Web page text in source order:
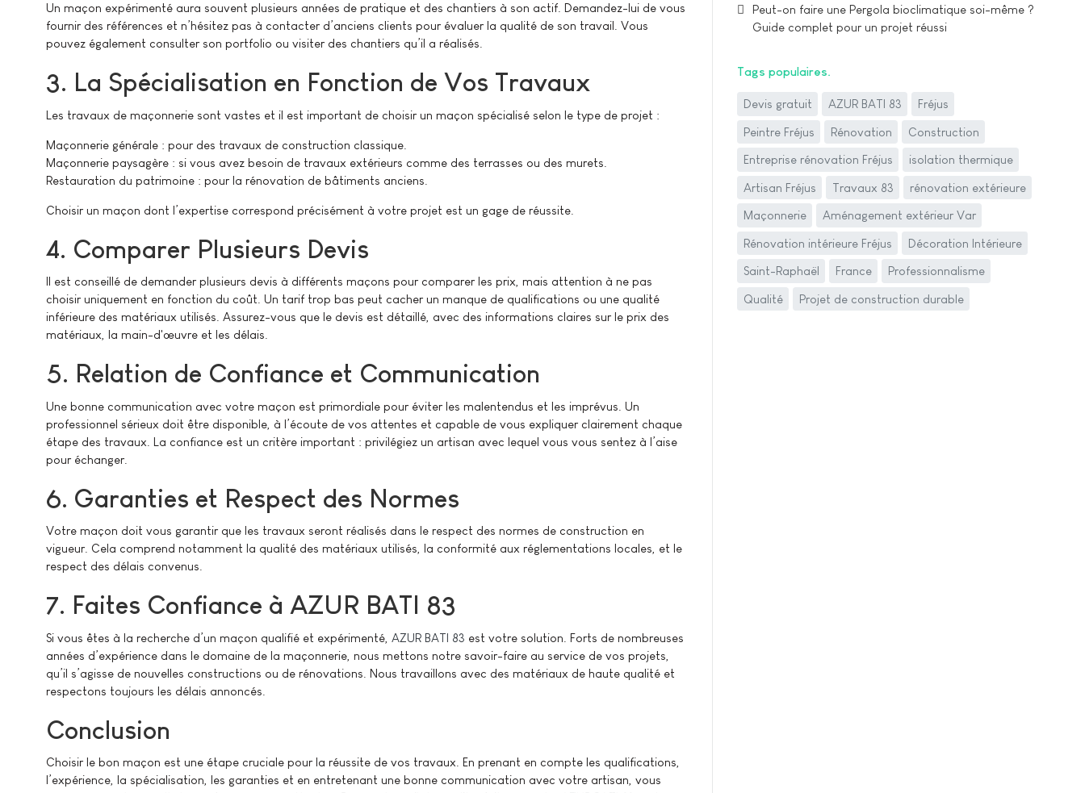
Un maçon expérimenté aura souvent plusieurs années de pratique et des chantiers à son actif. Demandez-lui de vous
fournir des références et n’hésitez pas à contacter d’anciens clients pour évaluer la qualité de son travail. Vous
pouvez également consulter son portfolio ou visiter des chantiers qu’il a réalisés.
3. La Spécialisation en Fonction de Vos Travaux
Les travaux de maçonnerie sont vastes et il est important de choisir un maçon spécialisé selon le type de projet :
Maçonnerie générale : pour des travaux de construction classique.
Maçonnerie paysagère : si vous avez besoin de travaux extérieurs comme des terrasses ou des murets.
Restauration du patrimoine : pour la rénovation de bâtiments anciens.
Choisir un maçon dont l’expertise correspond précisément à votre projet est un gage de réussite.
4. Comparer Plusieurs Devis
Il est conseillé de demander plusieurs devis à différents maçons pour comparer les prix, mais attention à ne pas
choisir uniquement en fonction du coût. Un tarif trop bas peut cacher un manque de qualifications ou une qualité
inférieure des matériaux utilisés. Assurez-vous que le devis est détaillé, avec des informations claires sur le prix des
matériaux, la main-d'œuvre et les délais.
5. Relation de Confiance et Communication
Une bonne communication avec votre maçon est primordiale pour éviter les malentendus et les imprévus. Un
professionnel sérieux doit être disponible, à l’écoute de vos attentes et capable de vous expliquer clairement chaque
étape des travaux. La confiance est un critère important : privilégiez un artisan avec lequel vous vous sentez à l’aise
pour échanger.
6. Garanties et Respect des Normes
Votre maçon doit vous garantir que les travaux seront réalisés dans le respect des normes de construction en
vigueur. Cela comprend notamment la qualité des matériaux utilisés, la conformité aux réglementations locales, et le
respect des délais convenus.
7. Faites Confiance à AZUR BATI 83
Si vous êtes à la recherche d’un maçon qualifié et expérimenté, AZUR BATI 83 est votre solution. Forts de nombreuses
années d’expérience dans le domaine de la maçonnerie, nous mettons notre savoir-faire au service de vos projets,
qu’il s’agisse de nouvelles constructions ou de rénovations. Nous travaillons avec des matériaux de haute qualité et
respectons toujours les délais annoncés.
Conclusion
Choisir le bon maçon est une étape cruciale pour la réussite de vos travaux. En prenant en compte les qualifications,
l’expérience, la spécialisation, les garanties et en entretenant une bonne communication avec votre artisan, vous
Peut-on faire une Pergola bioclimatique soi-même ?
Guide complet pour un projet réussi
Tags populaires
Devis gratuit AZUR BATI 83 Fréjus
Peintre Fréjus Rénovation Construction
Entreprise rénovation Fréjus isolation thermique
Artisan Fréjus Travaux 83 rénovation extérieure
Maçonnerie Aménagement extérieur Var
Rénovation intérieure Fréjus Décoration Intérieure
Saint-Raphaël France Professionnalisme
Qualité Projet de construction durable